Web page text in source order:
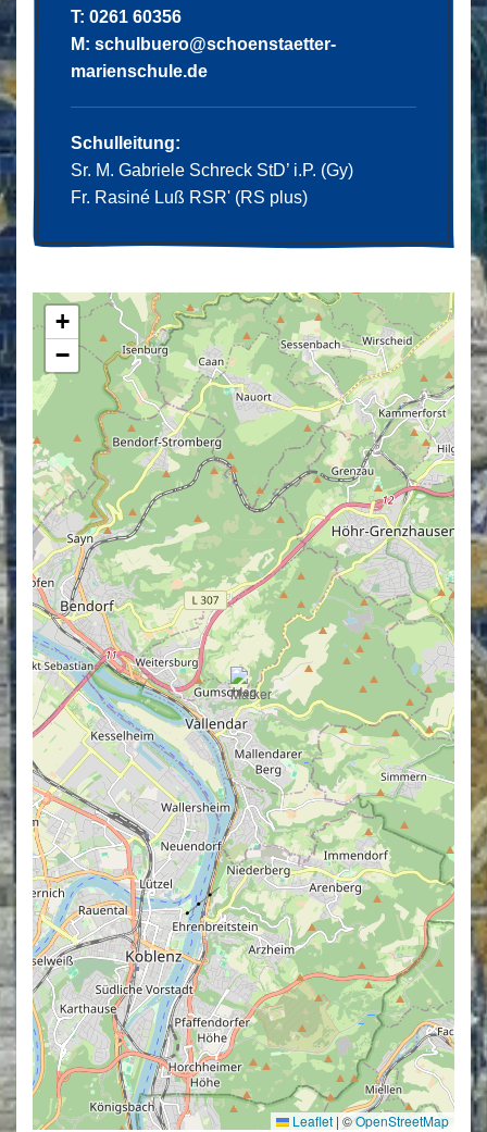
T: 0261 60356
M: schulbuero@schoenstaetter-
marienschule.de
Schulleitung:
Sr. M. Gabriele Schreck StD’ i.P. (Gy)
Fr. Rasiné Luß RSR' (RS plus)
+
−
Leaflet |©OpenStreetMap